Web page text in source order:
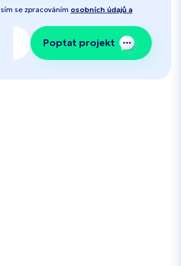
se zpracováním osobních údajů a
Poptat projekt